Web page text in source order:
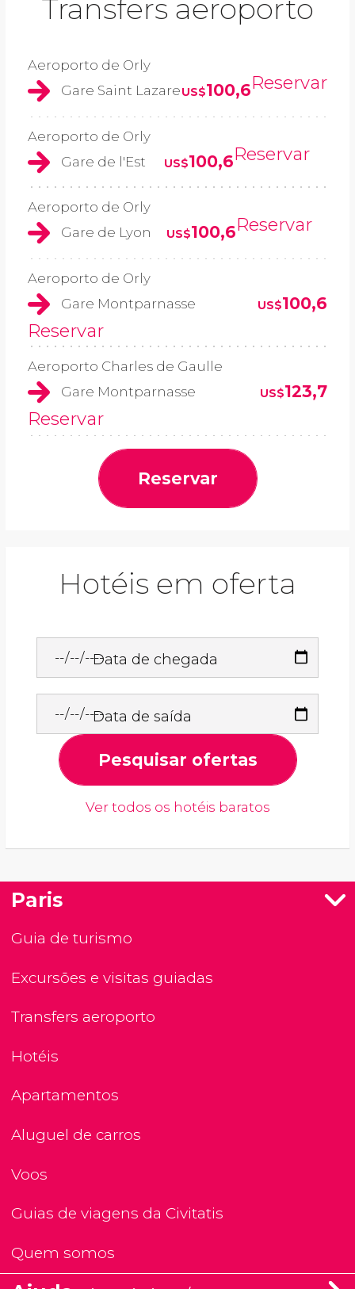
Transfers aeroporto
Aeroporto de Orly
Gare Saint LazareUS$100,6Reservar
Aeroporto de Orly
Gare de l'Est
US$100,6Reservar
Aeroporto de Orly
Gare de Lyon
US$100,6Reservar
Aeroporto de Orly
Gare Montparnasse
US$100,6
Reservar
Aeroporto Charles de Gaulle
Gare Montparnasse
US$123,7
Reservar
Reservar
Hotéis em oferta
Data de chegada
Data de saída
Pesquisar ofertas
Ver todos os hotéis baratos
Paris
Guia de turismo
Excursões e visitas guiadas
Transfers aeroporto
Hotéis
Apartamentos
Aluguel de carros
Voos
Guias de viagens da Civitatis
Quem somos